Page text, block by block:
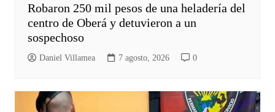
Robaron 250 mil pesos de una heladería del
centro de Oberá y detuvieron a un
sospechoso
Daniel Villamea 7 agosto, 2026 0